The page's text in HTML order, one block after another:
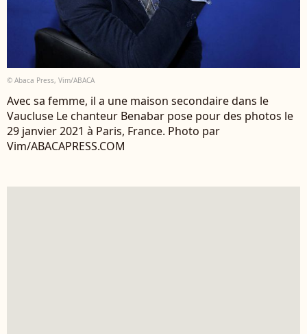
© Abaca Press, Vim/ABACA
Avec sa femme, il a une maison secondaire dans le
Vaucluse Le chanteur Benabar pose pour des photos le
29 janvier 2021 à Paris, France. Photo par
Vim/ABACAPRESS.COM